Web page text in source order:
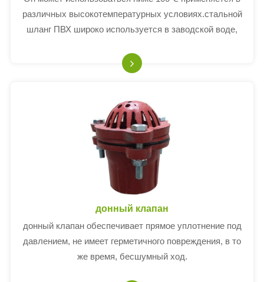
различных высокотемпературных условиях.стальной
шланг ПВХ широко используется в заводской воде,
донный клапан
донный клапан обеспечивает прямое уплотнение под
давлением, не имеет герметичного повреждения, в то
же время, бесшумный ход.